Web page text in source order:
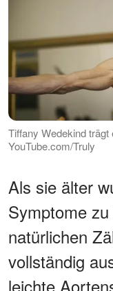
Tiffany Wedekind
YouTube.com/Truly
Als sie älter
Symptome
natürlichen
vollständig
leichte